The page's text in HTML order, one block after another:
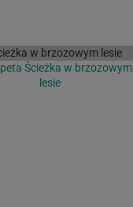
Ścieżka w brzozowym
lesie